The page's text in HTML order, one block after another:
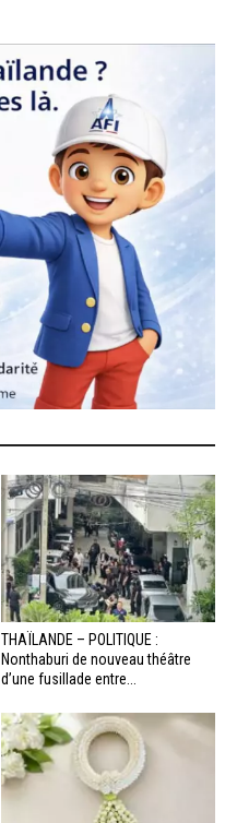
THAÏLANDE – POLITIQUE :
Nonthaburi de nouveau théâtre
d’une fusillade entre...